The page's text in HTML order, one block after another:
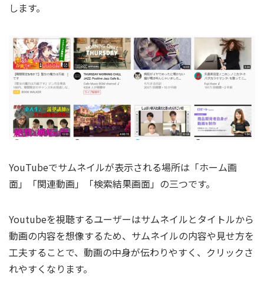
します。
YouTubeでサムネイルが表示される場所は「ホーム画
面」「関連動画」「検索結果画面」の三つです。
Youtubeを視聴するユーザーはサムネイルとタイトルから
動画の内容を想像するため、サムネイルの内容や見せ方を
工夫することで、動画の中身が伝わりやすく、クリックさ
れやすくなります。